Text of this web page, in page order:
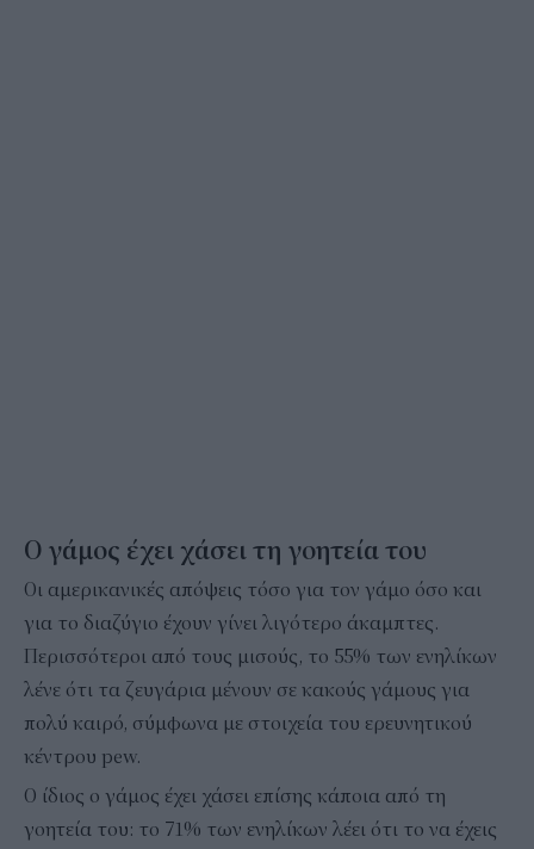
Ο γάμος έχει χάσει τη γοητεία του
Οι αμερικανικές απόψεις τόσο για τον γάμο όσο και
για το διαζύγιο έχουν γίνει λιγότερο άκαμπτες.
Περισσότεροι από τους μισούς, το 55% των ενηλίκων
λένε ότι τα ζευγάρια μένουν σε κακούς γάμους για
πολύ καιρό, σύμφωνα με στοιχεία του ερευνητικού
κέντρου pew.
Ο ίδιος ο γάμος έχει χάσει επίσης κάποια από τη
γοητεία του: το 71% των ενηλίκων λέει ότι το να έχεις